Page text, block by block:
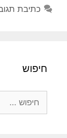
כתיבת
חיפוש